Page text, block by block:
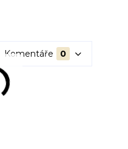
Komentáře 0